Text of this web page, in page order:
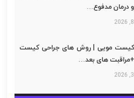
و درمان مدفوع…
مویی | روش های جراحی کیست
های بعد…